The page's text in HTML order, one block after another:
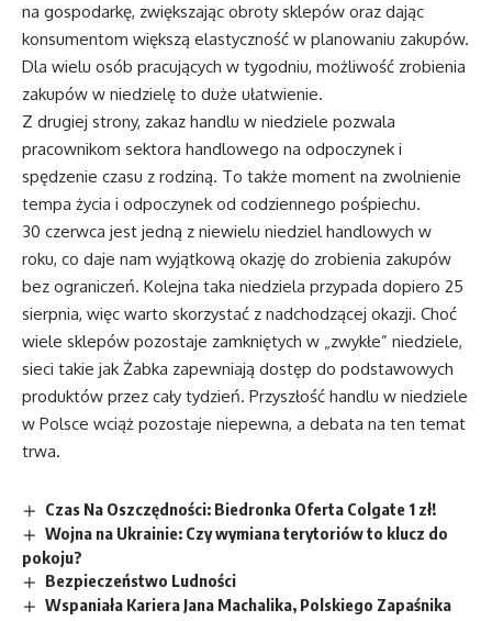
na gospodarkę, zwiększając obroty sklepów oraz dając
konsumentom większą elastyczność w planowaniu zakupów.
Dla wielu osób pracujących w tygodniu, możliwość zrobienia
zakupów w niedzielę to duże ułatwienie.
Z drugiej strony, zakaz handlu w niedziele pozwala
pracownikom sektora handlowego na odpoczynek i
spędzenie czasu z rodziną. To także moment na zwolnienie
tempa życia i odpoczynek od codziennego pośpiechu.
30 czerwca jest jedną z niewielu niedziel handlowych w
roku, co daje nam wyjątkową okazję do zrobienia zakupów
bez ograniczeń. Kolejna taka niedziela przypada dopiero 25
sierpnia, więc warto skorzystać z nadchodzącej okazji. Choć
wiele sklepów pozostaje zamkniętych w „zwykłe” niedziele,
sieci takie jak Żabka zapewniają dostęp do podstawowych
produktów przez cały tydzień. Przyszłość handlu w niedziele
w Polsce wciąż pozostaje niepewna, a debata na ten temat
trwa.
Czas Na Oszczędności: Biedronka Oferta Colgate 1 zł!
Wojna na Ukrainie: Czy wymiana terytoriów to klucz do
pokoju?
Bezpieczeństwo Ludności
Wspaniała Kariera Jana Machalika, Polskiego Zapaśnika